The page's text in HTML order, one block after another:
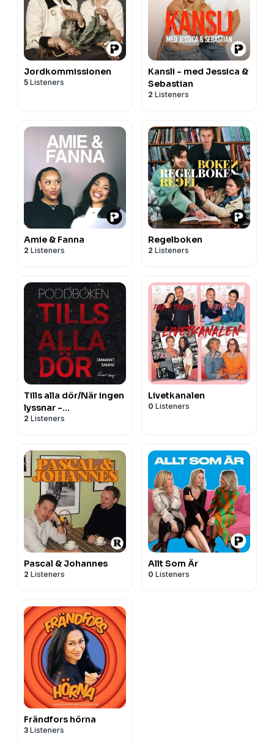
Jordkommissionen
5 Listeners
Kansli - med Jessica &
Sebastian
2 Listeners
Amie & Fanna
2 Listeners
Regelboken
2 Listeners
Tills alla dör/När ingen
lyssnar -
Poddböckerna
2 Listeners
Livetkanalen
0 Listeners
Pascal & Johannes
2 Listeners
Allt Som Är
0 Listeners
Frändfors hörna
3 Listeners